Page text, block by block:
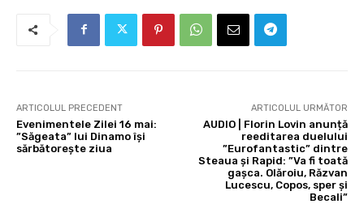
ARTICOLUL PRECEDENT
Evenimentele Zilei 16 mai:
”Săgeata” lui Dinamo își
sărbătorește ziua
ARTICOLUL URMĂTOR
AUDIO | Florin Lovin anunță
reeditarea duelului
”Eurofantastic” dintre
Steaua și Rapid: ”Va fi toată
gașca. Olăroiu, Răzvan
Lucescu, Copos, sper și
Becali”